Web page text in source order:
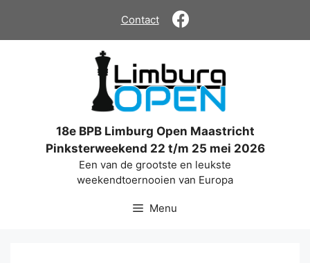
de
Contact
18e BPB Limburg Open Maastricht
Pinksterweekend 22 t/m 25 mei 2026
Een van de grootste en leukste
weekendtoernooien van Europa
Menu